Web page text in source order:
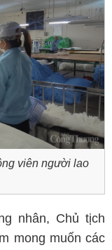
viên người lao
nhân, Chủ tịch
mong muốn các